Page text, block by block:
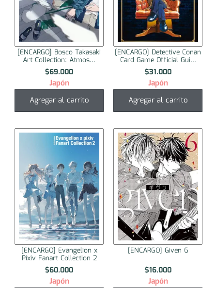
[ENCARGO] Bosco Takasaki
Art Collection: Atmos...
$69.000
Japón
Agregar al carrito
[ENCARGO] Detective Conan
Card Game Official Gui...
$31.000
Japón
Agregar al carrito
[ENCARGO] Evangelion x
Pixiv Fanart Collection 2
$60.000
Japón
[ENCARGO] Given 6
$16.000
Japón